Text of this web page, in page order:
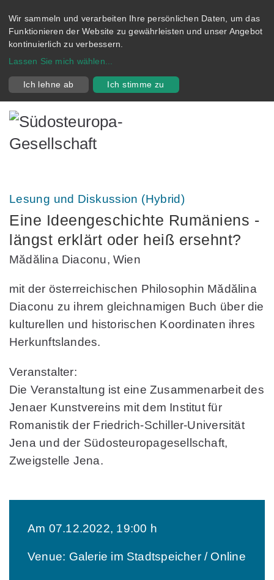
Wir sammeln und verarbeiten Ihre persönlichen Daten, um das
Funktionieren der Website zu gewährleisten und unser Angebot
kontinuierlich zu verbessern.
Lassen Sie mich wählen
Ich lehne ab Ich stimme zu
Lesung und Diskussion (Hybrid)
Eine Ideengeschichte Rumäniens -
längst erklärt oder heiß ersehnt?
Mădălina Diaconu, Wien
mit der österreichischen Philosophin Mădălina
Diaconu zu ihrem gleichnamigen Buch über die
kulturellen und historischen Koordinaten ihres
Herkunftslandes.
Veranstalter:
Die Veranstaltung ist eine Zusammenarbeit des
Jenaer Kunstvereins mit dem Institut für
Romanistik der Friedrich-Schiller-Universität
Jena und der Südosteuropagesellschaft,
Zweigstelle Jena.
Am 07.12.2022, 19:00 h
Venue: Galerie im Stadtspeicher / Online